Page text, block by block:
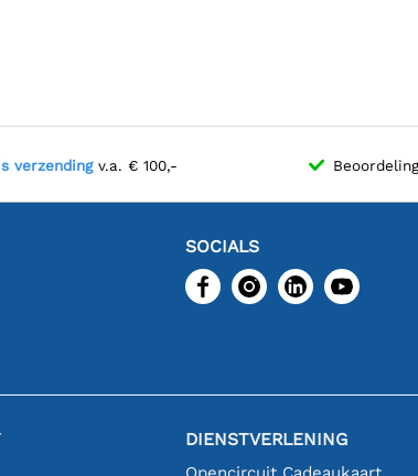
verzendingv.a. € 100,-
SOCIALS
DIENSTVERLENING